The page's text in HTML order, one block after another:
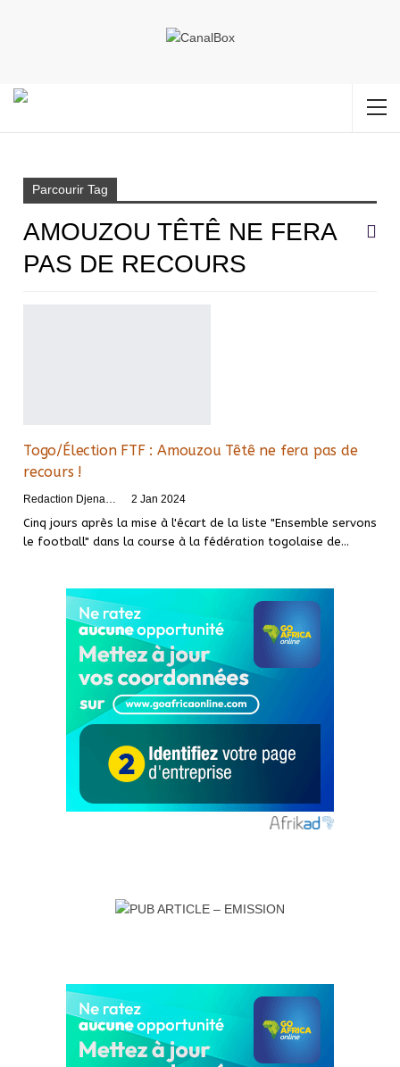
Parcourir Tag
AMOUZOU TÊTÊ NE FERA
PAS DE RECOURS
Togo/Élection FTF : Amouzou Têtê ne fera pas de
recours !
2 Jan 2024
Cinq jours après la mise à l'écart de la liste "Ensemble servons
le football" dans la course à la fédération togolaise de…